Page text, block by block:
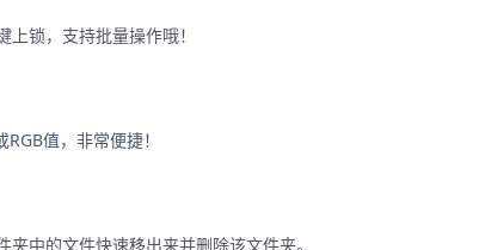
锁，支持批量操作哦！
值，非常便捷！
中的文件快速移出来并删除该文件夹。